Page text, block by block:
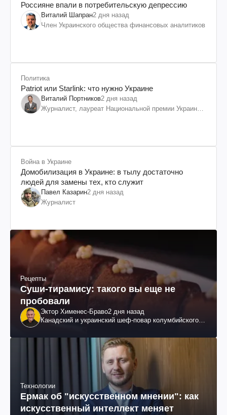
Россияне впали в потребительскую депрессию
Виталий Шапран2 дня назад
Член Украинского общества финансовых аналитиков
Политика
Patriot или Starlink: что нужно Украине
Виталий Портников2 дня назад
Журналист, лауреат Национальной премии Украины
Война в Украине
Домобилизация в Украине: в тылу достаточно
людей для замены тех, кто служит
Павел Казарин2 дня назад
Журналист
Рецепты
Суши-тирамису: такого вы еще не
пробовали
Эктор Хименес-Браво2 дня назад
Канадский и украинский шеф-повар колумбийского
Технологии
Ермак об "искусственном мнении": как
искусственный интеллект меняет